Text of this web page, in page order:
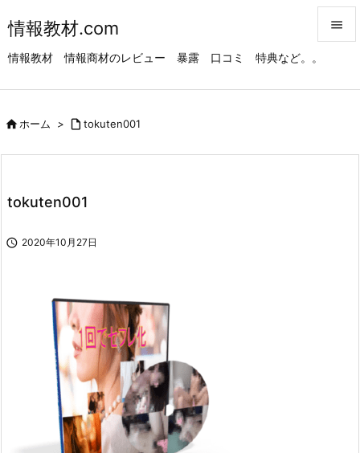
情報教材.com
情報教材 情報商材のレビュー 暴露 口コミ 特典など。。

前へ
ホーム >  tokuten001
tokuten001
 2020年10月27日